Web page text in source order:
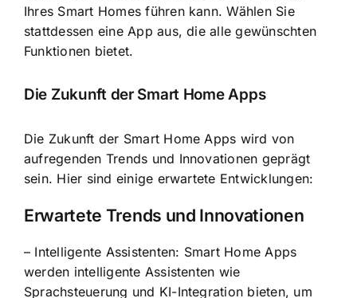
Ihres Smart Homes führen kann. Wählen Sie
stattdessen eine App aus, die alle gewünschten
Funktionen bietet.
Die Zukunft der Smart Home Apps
Die Zukunft der Smart Home Apps wird von
aufregenden Trends und Innovationen geprägt
sein. Hier sind einige erwartete Entwicklungen:
Erwartete Trends und Innovationen
– Intelligente Assistenten: Smart Home Apps
werden intelligente Assistenten wie
Sprachsteuerung und KI-Integration bieten, um